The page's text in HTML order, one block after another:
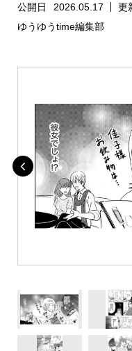
公開日 2026.05.17 更
ゆうゆうtime編集部